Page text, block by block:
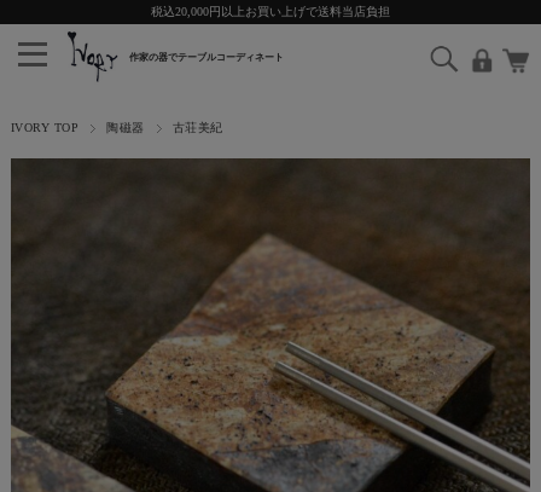
税込20,000円以上お買い上げで送料当店負担
IVORY TOP 陶磁器 古荘美紀